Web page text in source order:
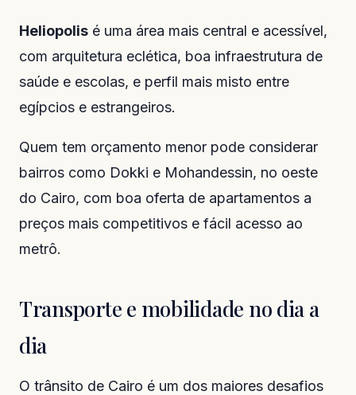
Heliopolis é uma área mais central e acessível,
com arquitetura eclética, boa infraestrutura de
saúde e escolas, e perfil mais misto entre
egípcios e estrangeiros.
Quem tem orçamento menor pode considerar
bairros como Dokki e Mohandessin, no oeste
do Cairo, com boa oferta de apartamentos a
preços mais competitivos e fácil acesso ao
metrô.
Transporte e mobilidade no dia a
dia
O trânsito de Cairo é um dos maiores desafios